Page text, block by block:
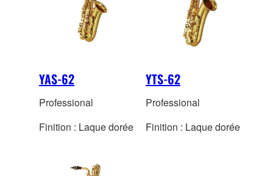
YAS-62
Professional
Finition : Laque dorée
YTS-62
Professional
Finition : Laque dorée